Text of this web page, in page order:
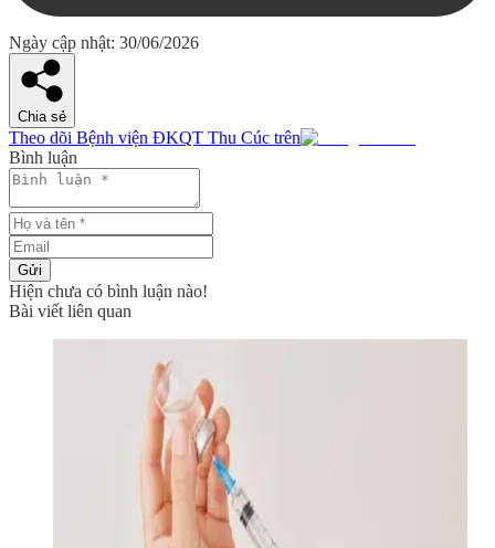
Ngày cập nhật: 30/06/2026
Chia sẻ
Theo dõi Bệnh viện ĐKQT Thu Cúc trên
Bình luận
Gửi
Hiện chưa có bình luận nào!
Bài viết liên quan